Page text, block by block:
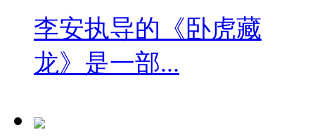
李安执导的《卧虎藏
龙》是一部...